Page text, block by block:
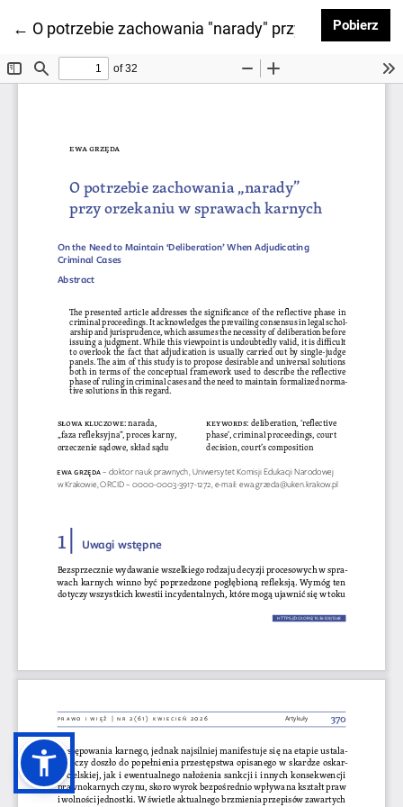
← Wróć do szczegółów artykułu
O potrzebie zachowania "narady" przy orzekaniu w
Pobierz